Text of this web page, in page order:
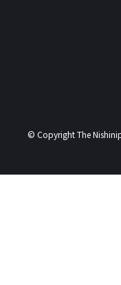
© Copyright The